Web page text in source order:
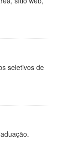
seletivos de